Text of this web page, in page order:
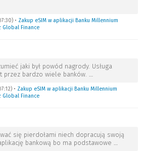
• Zakup eSIM w aplikacji Banku Millennium
Global Finance
jaki był powód nagrody. Usługa
przez bardzo wiele banków. …
• Zakup eSIM w aplikacji Banku Millennium
Global Finance
się pierdołami niech dopracują swoją
bankową bo ma podstawowe …